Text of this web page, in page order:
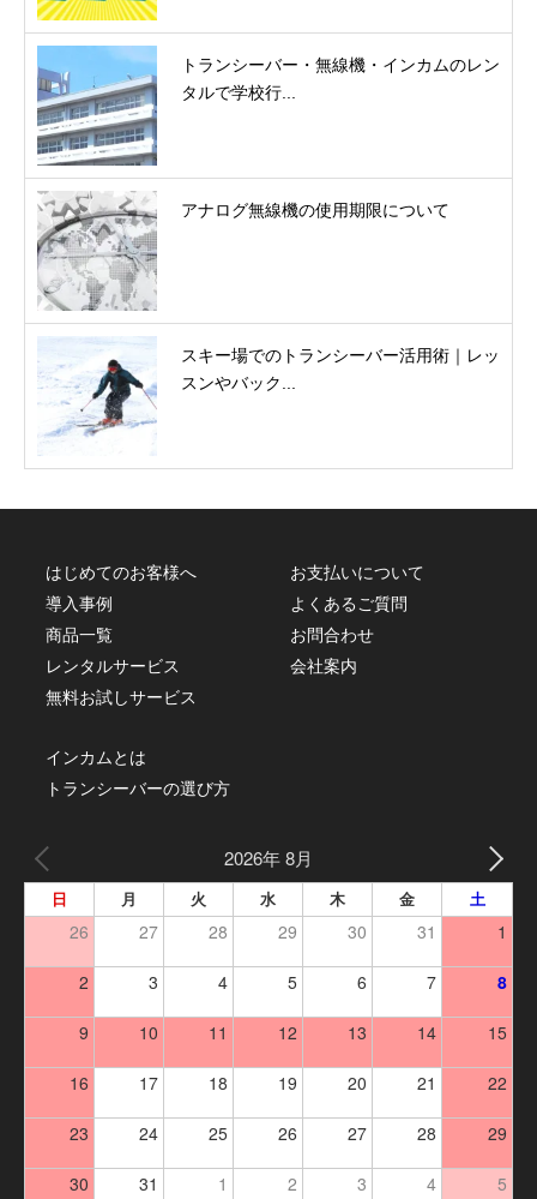
トランシーバー・無線機・インカムのレン
タルで学校行...
アナログ無線機の使用期限について
スキー場でのトランシーバー活用術｜レッ
スンやバック...
はじめてのお客様へ
導入事例
商品一覧
レンタルサービス
無料お試しサービス
お支払いについて
よくあるご質問
お問合わせ
会社案内
インカムとは
トランシーバーの選び方
2026年 8月
日 月 火 水 木 金 土
26 27 28 29 30 31 1
2 3 4 5 6 7 8
9 10 11 12 13 14 15
16 17 18 19 20 21 22
23 24 25 26 27 28 29
30 31 1 2 3 4 5